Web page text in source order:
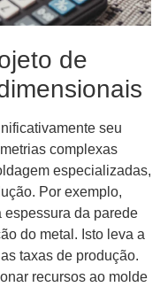
de
seu
complexas
especializadas,
Por exemplo,
espessura da parede
do metal. Isto leva a
taxas de produção.
recursos ao molde